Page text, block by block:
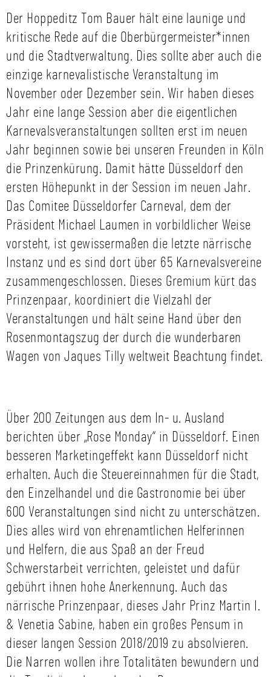
Der Hoppeditz Tom Bauer hält eine launige und
kritische Rede auf die Oberbürgermeister*innen
und die Stadtverwaltung. Dies sollte aber auch die
einzige karnevalistische Veranstaltung im
November oder Dezember sein. Wir haben dieses
Jahr eine lange Session aber die eigentlichen
Karnevalsveranstaltungen sollten erst im neuen
Jahr beginnen sowie bei unseren Freunden in Köln
die Prinzenkürung. Damit hätte Düsseldorf den
ersten Höhepunkt in der Session im neuen Jahr.
Das Comitee Düsseldorfer Carneval, dem der
Präsident Michael Laumen in vorbildlicher Weise
vorsteht, ist gewissermaßen die letzte närrische
Instanz und es sind dort über 65 Karnevalsvereine
zusammengeschlossen. Dieses Gremium kürt das
Prinzenpaar, koordiniert die Vielzahl der
Veranstaltungen und hält seine Hand über den
Rosenmontagszug der durch die wunderbaren
Wagen von Jaques Tilly weltweit Beachtung findet.
Über 200 Zeitungen aus dem In- u. Ausland
berichten über „Rose Monday“ in Düsseldorf. Einen
besseren Marketingeffekt kann Düsseldorf nicht
erhalten. Auch die Steuereinnahmen für die Stadt,
den Einzelhandel und die Gastronomie bei über
600 Veranstaltungen sind nicht zu unterschätzen.
Dies alles wird von ehrenamtlichen Helferinnen
und Helfern, die aus Spaß an der Freud
Schwerstarbeit verrichten, geleistet und dafür
gebührt ihnen hohe Anerkennung. Auch das
närrische Prinzenpaar, dieses Jahr Prinz Martin I.
& Venetia Sabine, haben ein großes Pensum in
dieser langen Session 2018/2019 zu absolvieren.
Die Narren wollen ihre Totalitäten bewundern und